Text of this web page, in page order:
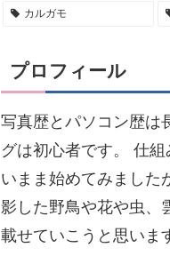
カルガモ
プロフィール
写真歴とパソコン歴は
グは初心者です。 仕
いまま始めてみました
影した野鳥や花や虫、
載せていこうと思いま